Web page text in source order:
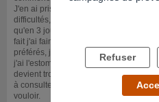
J'en ai pris conscience et j'ai tout
difficultés, mon problème n'est pas là
qu'en 3 jours je dois avoir un steack
fait j'ai faim mais je n'ai envie de rien,
préférés, je me force mais rien à faire.
j'ai l'estomac vide, je suis faible, j'ai
devient trouble par moment. Je ne
à consulter de peur de m'entendre
vouloir.
Refuser